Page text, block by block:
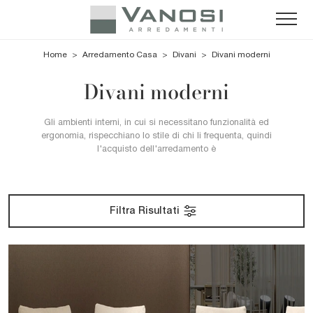
Home > Arredamento Casa > Divani > Divani moderni
Divani moderni
Gli ambienti interni, in cui si necessitano funzionalità ed
ergonomia, rispecchiano lo stile di chi li frequenta, quindi
l'acquisto dell'arredamento è
Filtra Risultati